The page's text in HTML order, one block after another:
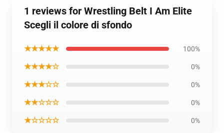
1 reviews for Wrestling Belt I Am Elite
Scegli il colore di sfondo
★★★★★ 100%
★★★★☆ 0%
★★★☆☆ 0%
★★☆☆☆ 0%
★☆☆☆☆ 0%